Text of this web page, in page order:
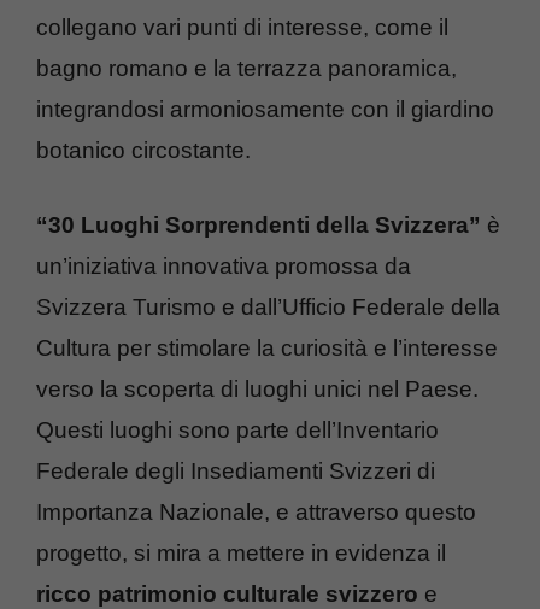
collegano vari punti di interesse, come il
bagno romano e la terrazza panoramica,
integrandosi armoniosamente con il giardino
botanico circostante.
“30 Luoghi Sorprendenti della Svizzera” è
un’iniziativa innovativa promossa da
Svizzera Turismo e dall’Ufficio Federale della
Cultura per stimolare la curiosità e l’interesse
verso la scoperta di luoghi unici nel Paese.
Questi luoghi sono parte dell’Inventario
Federale degli Insediamenti Svizzeri di
Importanza Nazionale, e attraverso questo
progetto, si mira a mettere in evidenza il
ricco patrimonio culturale svizzero e